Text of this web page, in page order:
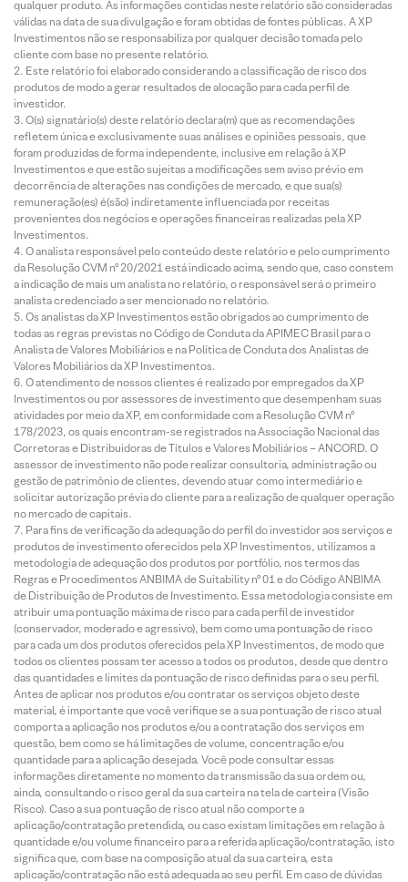
qualquer produto. As informações contidas neste relatório são consideradas
válidas na data de sua divulgação e foram obtidas de fontes públicas. A XP
Investimentos não se responsabiliza por qualquer decisão tomada pelo
cliente com base no presente relatório.
Este relatório foi elaborado considerando a classificação de risco dos
produtos de modo a gerar resultados de alocação para cada perfil de
investidor.
O(s) signatário(s) deste relatório declara(m) que as recomendações
refletem única e exclusivamente suas análises e opiniões pessoais, que
foram produzidas de forma independente, inclusive em relação à XP
Investimentos e que estão sujeitas a modificações sem aviso prévio em
decorrência de alterações nas condições de mercado, e que sua(s)
remuneração(es) é(são) indiretamente influenciada por receitas
provenientes dos negócios e operações financeiras realizadas pela XP
Investimentos.
O analista responsável pelo conteúdo deste relatório e pelo cumprimento
da Resolução CVM nº 20/2021 está indicado acima, sendo que, caso constem
a indicação de mais um analista no relatório, o responsável será o primeiro
analista credenciado a ser mencionado no relatório.
Os analistas da XP Investimentos estão obrigados ao cumprimento de
todas as regras previstas no Código de Conduta da APIMEC Brasil para o
Analista de Valores Mobiliários e na Política de Conduta dos Analistas de
Valores Mobiliários da XP Investimentos.
O atendimento de nossos clientes é realizado por empregados da XP
Investimentos ou por assessores de investimento que desempenham suas
atividades por meio da XP, em conformidade com a Resolução CVM nº
178/2023, os quais encontram-se registrados na Associação Nacional das
Corretoras e Distribuidoras de Títulos e Valores Mobiliários – ANCORD. O
assessor de investimento não pode realizar consultoria, administração ou
gestão de patrimônio de clientes, devendo atuar como intermediário e
solicitar autorização prévia do cliente para a realização de qualquer operação
no mercado de capitais.
Para fins de verificação da adequação do perfil do investidor aos serviços e
produtos de investimento oferecidos pela XP Investimentos, utilizamos a
metodologia de adequação dos produtos por portfólio, nos termos das
Regras e Procedimentos ANBIMA de Suitability nº 01 e do Código ANBIMA
de Distribuição de Produtos de Investimento. Essa metodologia consiste em
atribuir uma pontuação máxima de risco para cada perfil de investidor
(conservador, moderado e agressivo), bem como uma pontuação de risco
para cada um dos produtos oferecidos pela XP Investimentos, de modo que
todos os clientes possam ter acesso a todos os produtos, desde que dentro
das quantidades e limites da pontuação de risco definidas para o seu perfil.
Antes de aplicar nos produtos e/ou contratar os serviços objeto deste
material, é importante que você verifique se a sua pontuação de risco atual
comporta a aplicação nos produtos e/ou a contratação dos serviços em
questão, bem como se há limitações de volume, concentração e/ou
quantidade para a aplicação desejada. Você pode consultar essas
informações diretamente no momento da transmissão da sua ordem ou,
ainda, consultando o risco geral da sua carteira na tela de carteira (Visão
Risco). Caso a sua pontuação de risco atual não comporte a
aplicação/contratação pretendida, ou caso existam limitações em relação à
quantidade e/ou volume financeiro para a referida aplicação/contratação, isto
significa que, com base na composição atual da sua carteira, esta
aplicação/contratação não está adequada ao seu perfil. Em caso de dúvidas